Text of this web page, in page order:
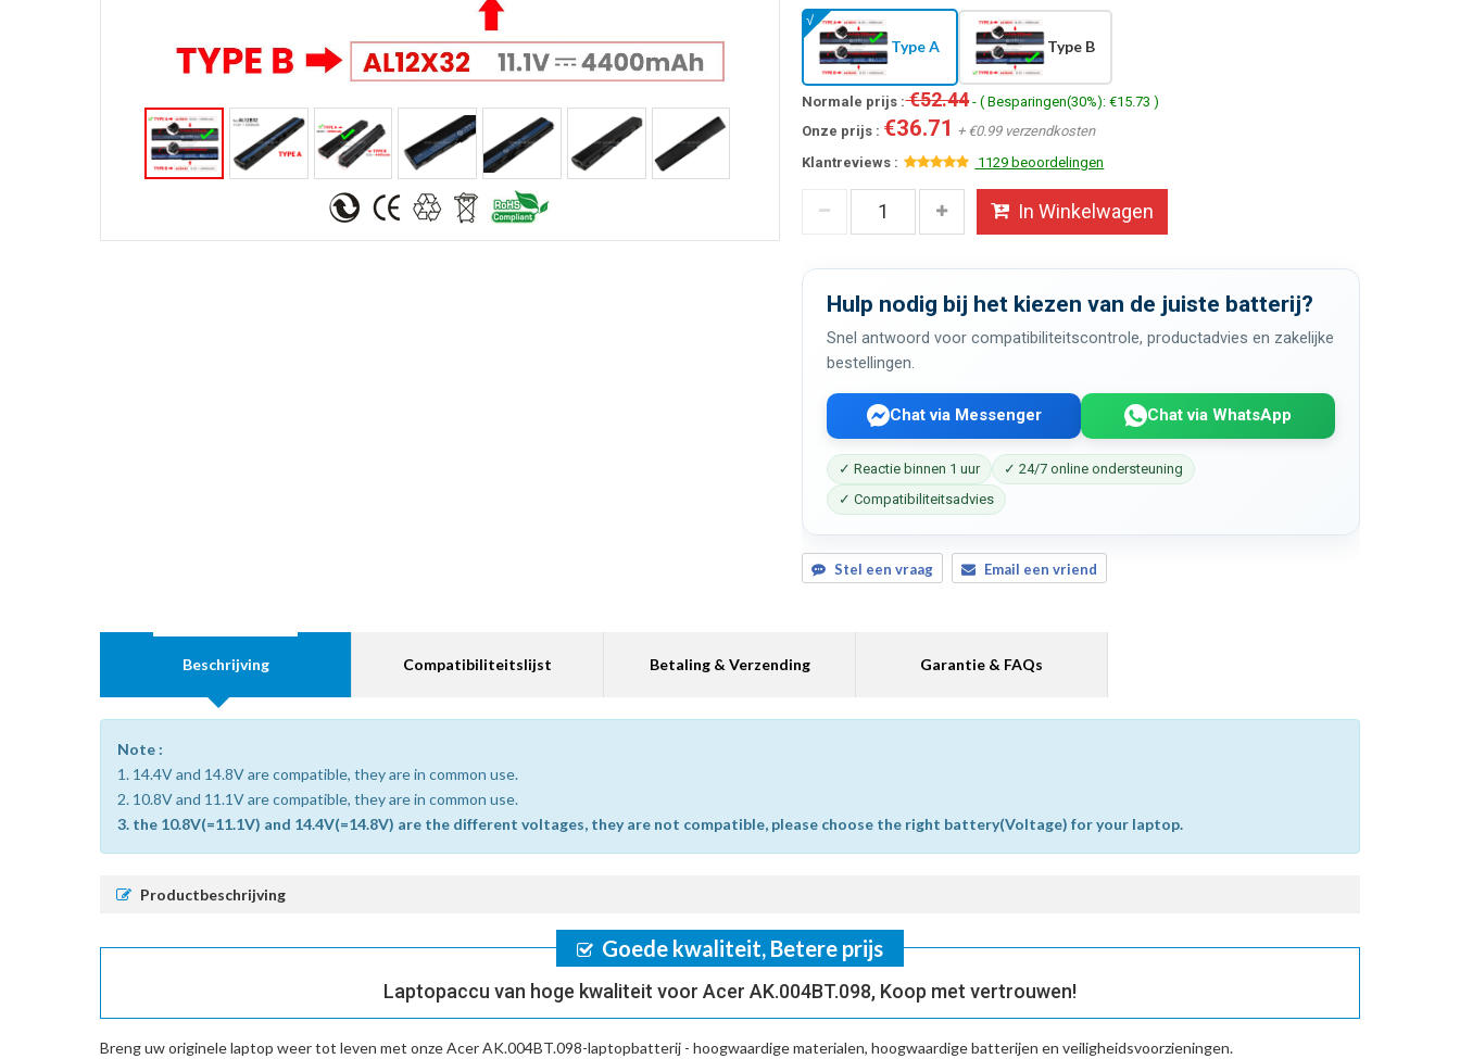
Type A Type B
Normale prijs :€52.44- ( Besparingen(30%): €15.73 )
Onze prijs : €36.71 + €0.99 verzendkosten
Klantreviews :
1129 beoordelingen
In Winkelwagen
Hulp nodig bij het kiezen van de juiste batterij?
Snel antwoord voor compatibiliteitscontrole, productadvies en zakelijke
bestellingen.
Chat via Messenger Chat via WhatsApp
✓ Reactie binnen 1 uur
✓ 24/7 online ondersteuning
✓ Compatibiliteitsadvies
Stel een vraag Email een vriend
Beschrijving Compatibiliteitslijst Betaling & Verzending Garantie & FAQs
Note :
1. 14.4V and 14.8V are compatible, they are in common use.
2. 10.8V and 11.1V are compatible, they are in common use.
3. the 10.8V(=11.1V) and 14.4V(=14.8V) are the different voltages, they are not compatible, please choose the right battery(Voltage) for your laptop.
Productbeschrijving
Goede kwaliteit, Betere prijs
Laptopaccu van hoge kwaliteit voor Acer AK.004BT.098, Koop met vertrouwen!
Breng uw originele laptop weer tot leven met onzeAcer AK.004BT.098-laptopbatterij - hoogwaardige materialen, hoogwaardige batterijen en veiligheidsvoorzieningen.